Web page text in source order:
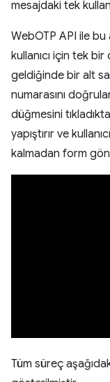
mesajdaki tek
WebOTP API ile
kullanıcı için tek
geldiğinde bir alt
numarasını
düğmesini
yapıştırır ve
kalmadan form
Tüm süreç